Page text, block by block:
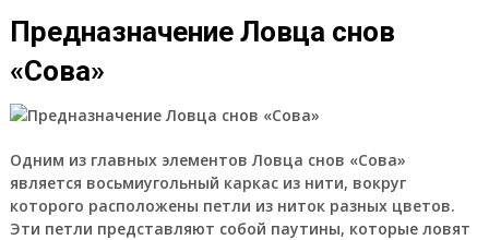
Предназначение Ловца снов
«Сова»
Одним из главных элементов Ловца снов «Сова»
является восьмиугольный каркас из нити, вокруг
которого расположены петли из ниток разных цветов.
Эти петли представляют собой паутины, которые ловят